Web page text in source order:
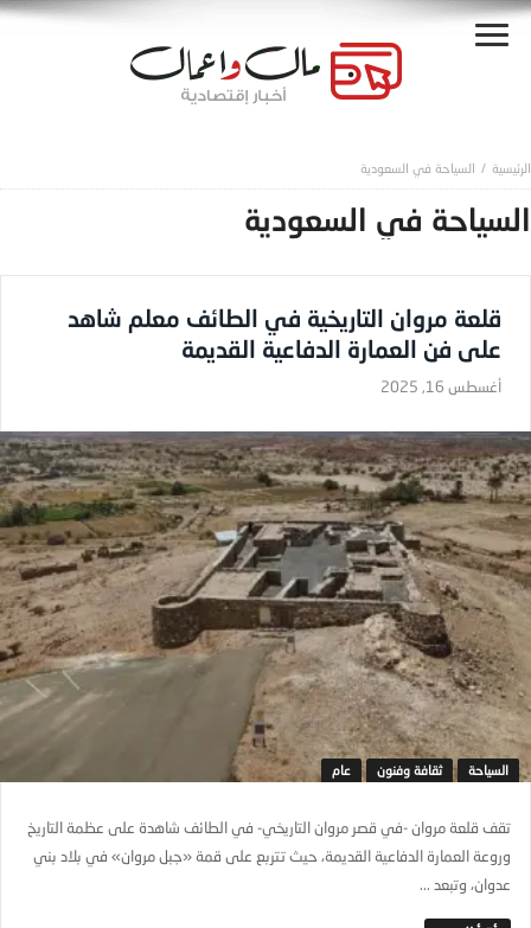
السياحة في السعودية
السياحة في السعودية
قلعة مروان التاريخية في الطائف معلم شاهد
على فن العمارة الدفاعية القديمة
أغسطس 16, 2025
السياحة ثقافة وفنون عام
تقف قلعة مروان -في قصر مروان التاريخي- في الطائف شاهدة على عظمة التاريخ
وروعة العمارة الدفاعية القديمة، حيث تتربع على قمة «جبل مروان» في بلاد بني
عدوان، وتبعد ...